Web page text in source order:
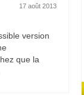
17 août 2013
version
que la